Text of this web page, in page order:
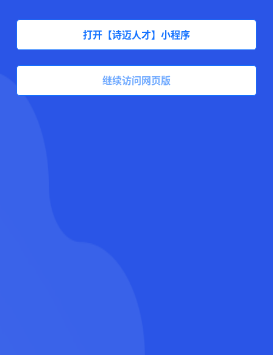
打开【诗迈人才】小程序
继续访问网页版